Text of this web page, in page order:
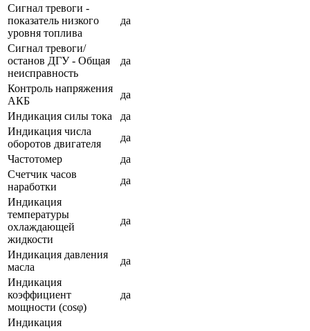
Сигнал тревоги -
показатель низкого
уровня топлива
да
Сигнал тревоги/
останов ДГУ - Общая
неисправность
да
Контроль напряжения
АКБ
да
Индикация силы тока
да
Индикация числа
оборотов двигателя
да
Частотомер
да
Счетчик часов
наработки
да
Индикация
температуры
охлаждающей
жидкости
да
Индикация давления
масла
да
Индикация
коэффициент
мощности (cosφ)
да
Индикация